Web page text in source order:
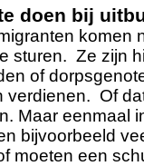
doen bij
komen
sturen. Ze zijn
of
verdienen. Of
Maar eenmaal
bijvoorbeeld
moeten een